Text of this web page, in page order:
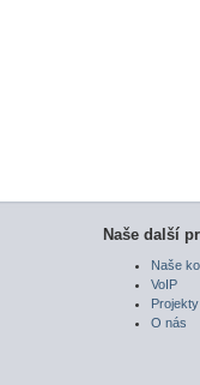
Naše další
Naše
VoIP
Projekty
O nás